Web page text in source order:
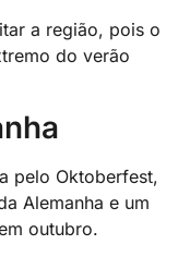
a região, pois o
do verão
pelo Oktoberfest,
Alemanha e um
outubro.